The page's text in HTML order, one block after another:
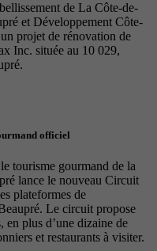
de La Côte-de-
et Développement Côte-
projet de rénovation de
Inc. située au 10 029,
officiel
tourisme gourmand de la
lance le nouveau Circuit
plateformes de
Le circuit propose
en plus d’une dizaine de
et restaurants à visiter.